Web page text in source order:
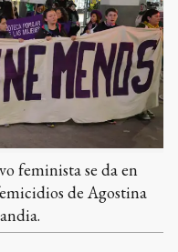
feminista se da en
de Agostina